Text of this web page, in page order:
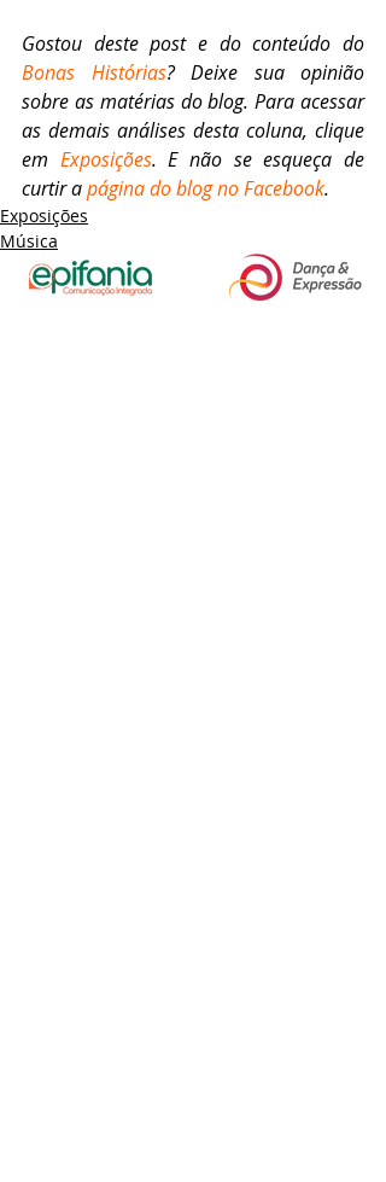
Bonas Histórias? Deixe sua opinião
sobre as matérias do blog. Para acessar
as demais análises desta coluna, clique
em Exposições. E não se esqueça de
curtir a página do blog no Facebook.
Exposições
Música